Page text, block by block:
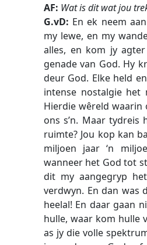
AF: Wat is dit wat jou
G.vD: En ek neem
my lewe, en my
alles, en kom jy
genade van God. Hy
deur God. Elke held
intense nostalgie
Hierdie wêreld waarin
ons s’n. Maar tydreis
ruimte? Jou kop kan
miljoen jaar ‘n
wanneer het God tot
dit my aangegryp
verdwyn. En dan was
heelal! En daar gaan
hulle, waar kom hulle
as jy die volle